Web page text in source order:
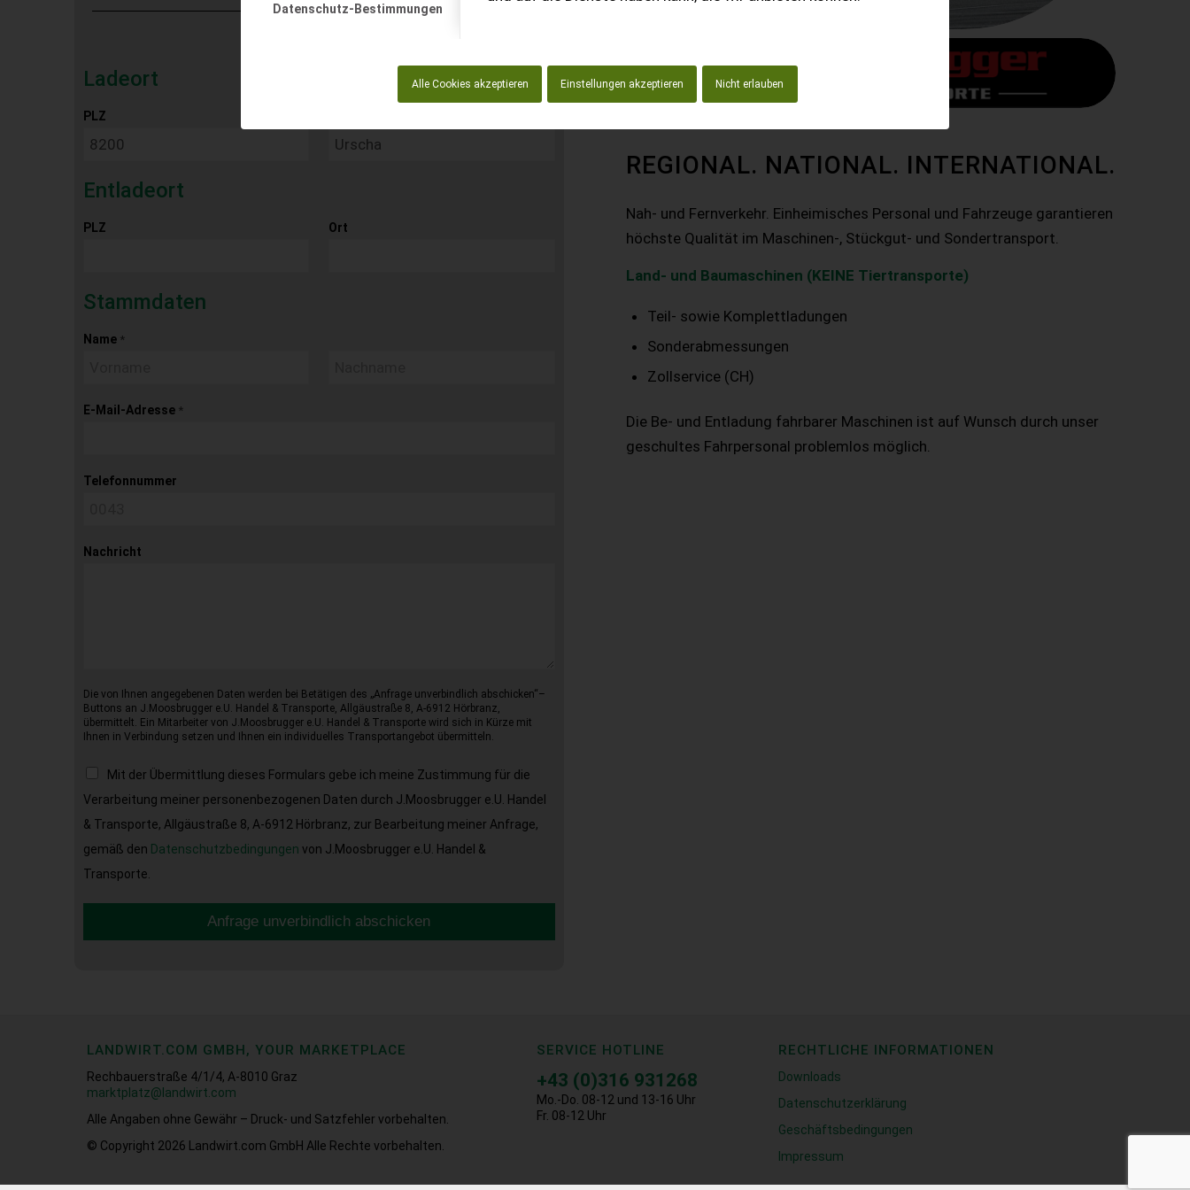
Datenschutz-Bestimmungen
Alle Cookies akzeptieren Einstellungen akzeptieren Nicht erlauben
Ladeort
PLZ
Entladeort
PLZ Ort
Stammdaten
Name *
E-Mail-Adresse *
Telefonnummer
Nachricht
Die von Ihnen angegebenen Daten werden bei Betätigen des „Anfrage unverbindlich abschicken“–
Buttons an J.Moosbrugger e.U. Handel & Transporte, Allgäustraße 8, A-6912 Hörbranz,
übermittelt. Ein Mitarbeiter von J.Moosbrugger e.U. Handel & Transporte wird sich in Kürze mit
Ihnen in Verbindung setzen und Ihnen ein individuelles Transportangebot übermitteln.
Mit der Übermittlung dieses Formulars gebe ich meine Zustimmung für die
Verarbeitung meiner personenbezogenen Daten durch J.Moosbrugger e.U. Handel
& Transporte, Allgäustraße 8, A-6912 Hörbranz, zur Bearbeitung meiner Anfrage,
gemäß den Datenschutzbedingungen von J.Moosbrugger e.U. Handel &
Transporte.
Anfrage unverbindlich abschicken
REGIONAL. NATIONAL. INTERNATIONAL.
Nah- und Fernverkehr. Einheimisches Personal und Fahrzeuge garantieren
höchste Qualität im Maschinen-, Stückgut- und Sondertransport.
Land- und Baumaschinen (KEINE Tiertransporte)
Teil- sowie Komplettladungen
Sonderabmessungen
Zollservice (CH)
Die Be- und Entladung fahrbarer Maschinen ist auf Wunsch durch unser
geschultes Fahrpersonal problemlos möglich.
LANDWIRT.COM GMBH, YOUR MARKETPLACE
Rechbauerstraße 4/1/4, A-8010 Graz
marktplatz@landwirt.com
Alle Angaben ohne Gewähr – Druck- und Satzfehler vorbehalten.
© Copyright 2026
Landwirt.com GmbH Alle Rechte vorbehalten.
SERVICE HOTLINE
+43 (0)316 931268
Mo.-Do. 08-12 und 13-16 Uhr
Fr. 08-12 Uhr
RECHTLICHE INFORMATIONEN
Downloads
Datenschutzerklärung
Geschäftsbedingungen
Impressum